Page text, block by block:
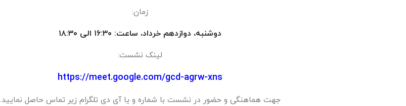
زمان:
دوشنبه، دوازدهم خرداد، ساعت: ۱۶:۳۰ الی ۱۸:۳۰
لینک نشست:
https://meet.google.com/gcd-agrw-xns
جهت هماهنگی و حضور در نشست با شماره و یا آی دی تلگرام زیر تماس حاصل نمایید.